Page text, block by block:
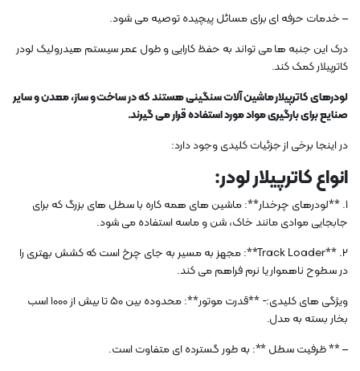
– خدمات حرفه ای برای مسائل پیچیده توصیه می شود.
درک این جنبه ها می تواند به حفظ کارایی و طول عمر سیستم هیدرولیک لودر
کاترپیلار کمک کند.
لودرهای کاترپیلار ماشین آلات سنگینی هستند که در ساخت و ساز، معدن و سایر
صنایع برای بارگیری مواد مورد استفاده قرار می گیرند.
در اینجا برخی از جزئیات کلیدی وجود دارد:
انواع کاترپیلار لودر:
1. **لودرهای چرخدار**: ماشین های همه کاره با سطل های بزرگ که برای
جابجایی موادی مانند خاک، شن و ماسه استفاده می شود.
2. **Track Loader**: مجهز به مسیر به جای چرخ است که کشش بهتری را
در سطوح ناهموار یا نرم فراهم می کند.
ویژگی های کلیدی:- **قدرت موتور**: محدوده بین 50 تا بیش از 1000 اسب
بخار بسته به مدل.
– ** ظرفیت سطل **: به طور گسترده ای متفاوت است.